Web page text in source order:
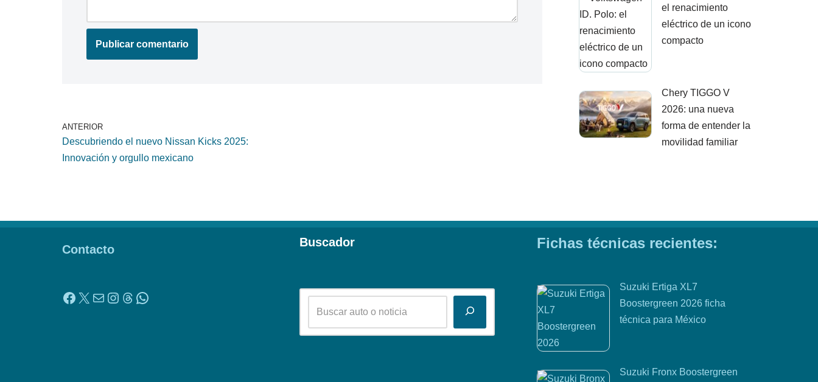
ANTERIOR
Descubriendo el nuevo Nissan Kicks 2025:
Innovación y orgullo mexicano
el renacimiento
eléctrico de un icono
compacto
Chery TIGGO V
2026: una nueva
forma de entender la
movilidad familiar
Contacto
Buscador Fichas técnicas recientes:
Suzuki Ertiga XL7
Boostergreen 2026 ficha
técnica para México
Suzuki Fronx Boostergreen